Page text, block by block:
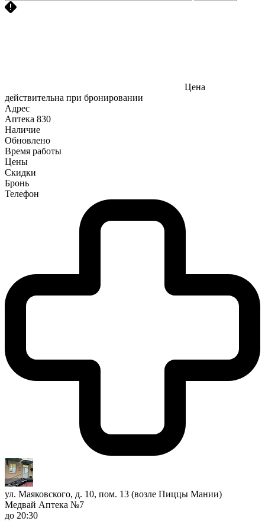
Цена
действительна при бронировании
Адрес
Аптека 830
Наличие
Обновлено
Время работы
Цены
Скидки
Бронь
Телефон
ул. Маяковского, д. 10, пом. 13 (возле Пиццы Мании)
Медвай Аптека №7
до 20:30